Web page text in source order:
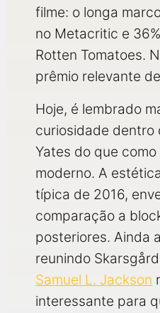
filme: o longa
no Metacritic e
Rotten Tomatoes.
prêmio relevante
Hoje, é lembrado
curiosidade dentro
Yates do que
moderno. A
típica de 2016,
comparação a
posteriores. Ainda
reunindo
Samuel L. Jackson
interessante para